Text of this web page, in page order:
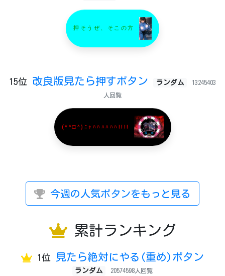
押そうぜ、そこの方
15位 改良版見たら押すボタン ランダム 13245403
人回覧
(*^□^)ﾆｬﾊﾊﾊﾊﾊﾊ!!!!
今週の人気ボタンをもっと見る
累計ランキング
1位 見たら絶対にやる(重め)ボタン
ランダム 20574598人回覧